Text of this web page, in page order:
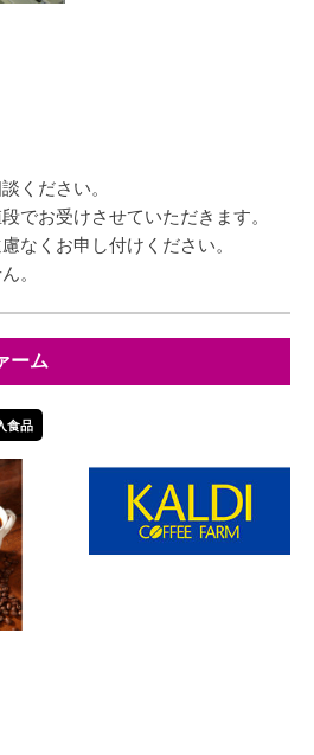
ください。
でお受けさせていただきます。
なくお申し付けください。
。
ーム
食品